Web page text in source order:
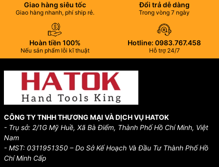
Giao hàng siêu tốc
Giao hàng nhanh, phí ship rẻ.
Đổi trả dễ dàng
Trong vòng 7 ngày
Hoàn tiền 100%
Nếu sản phẩm lỗi kĩ thuật
Hotline: 0983.767.458
Hỗ trợ 24/7
CÔNG TY TNHH THƯƠNG MẠI VÀ DỊCH VỤ HATOK
- Trụ sở: 2/1G Mỹ Huề, Xã Bà Điểm, Thành Phố Hồ Chí Minh, Việt
Nam
- MST: 0311951350 – Do Sở Kế Hoạch Và Đầu Tư Thành Phố Hồ
Chí Minh Cấp